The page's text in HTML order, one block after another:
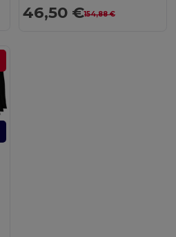
46,50 €154,88 €